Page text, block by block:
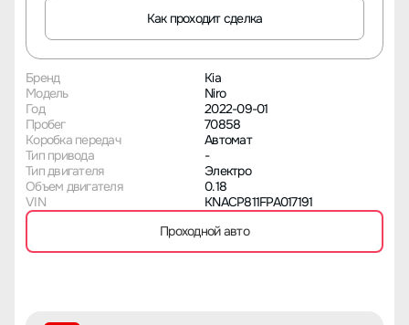
Как проходит сделка
Бренд
Kia
Модель
Niro
Год
2022-09-01
Пробег
70858
Коробка передач
Автомат
Тип привода
-
Тип двигателя
Электро
Объем двигателя
0.18
VIN
KNACP811FPA017191
Проходной авто